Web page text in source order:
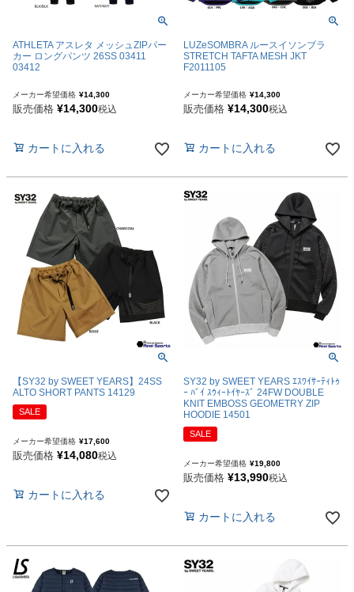
ATHLETA アスレタ メッシュZIPパー
カー ロングパンツ 26SS 03411
03412
メーカー希望価格 ¥14,300
販売価格 ¥14,300税込
カートに入れる
LUZeSOMBRA ルースイソンブラ
STRETCH TAFTA MESH JKT
F2011105
メーカー希望価格 ¥14,300
販売価格 ¥14,300税込
カートに入れる
【SY32 by SWEET YEARS】24SS
ALTO SHORT PANTS 14129
SALE
メーカー希望価格 ¥17,600
販売価格 ¥14,080税込
カートに入れる
SY32 by SWEET YEARS ｴｽﾜｲｻｰﾃｨﾄｩ
ｰ ﾊﾞｲ ｽｳｨｰﾄｲﾔｰｽﾞ 24FW DOUBLE
KNIT EMBOSS GEOMETRY ZIP
HOODIE 14501
SALE
メーカー希望価格 ¥19,800
販売価格 ¥13,990税込
カートに入れる